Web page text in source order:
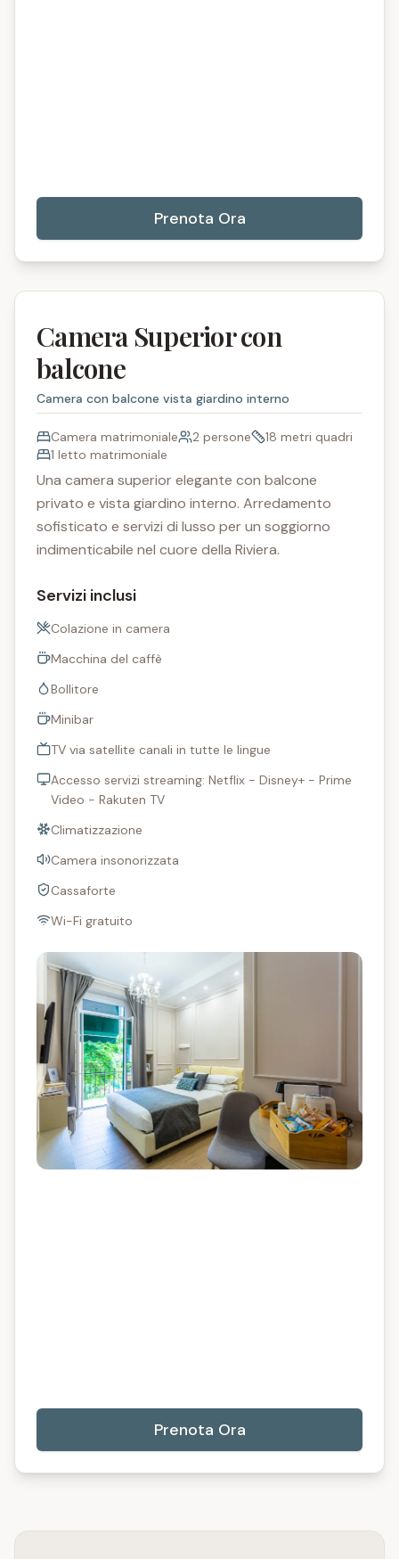
Prenota Ora
Camera Superior con
balcone
Camera con balcone vista giardino interno
Camera matrimoniale 2 persone
18 metri quadri
1 letto matrimoniale
Una camera superior elegante con balcone
privato e vista giardino interno. Arredamento
sofisticato e servizi di lusso per un soggiorno
indimenticabile nel cuore della Riviera.
Servizi inclusi
Colazione in camera
Macchina del caffè
Bollitore
Minibar
TV via satellite canali in tutte le lingue
Accesso servizi streaming: Netflix - Disney+ - Prime
Video - Rakuten TV
Climatizzazione
Camera insonorizzata
Cassaforte
Wi-Fi gratuito
Prenota Ora